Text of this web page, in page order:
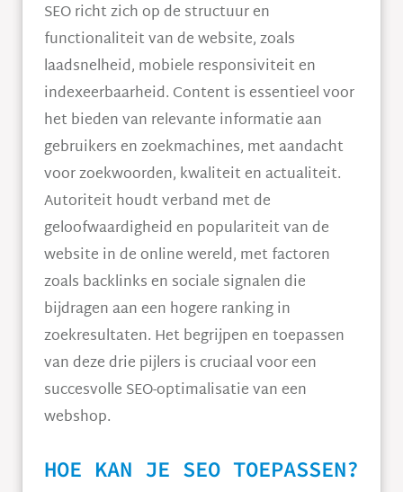
SEO richt zich op de structuur en
functionaliteit van de website, zoals
laadsnelheid, mobiele responsiviteit en
indexeerbaarheid. Content is essentieel voor
het bieden van relevante informatie aan
gebruikers en zoekmachines, met aandacht
voor zoekwoorden, kwaliteit en actualiteit.
Autoriteit houdt verband met de
geloofwaardigheid en populariteit van de
website in de online wereld, met factoren
zoals backlinks en sociale signalen die
bijdragen aan een hogere ranking in
zoekresultaten. Het begrijpen en toepassen
van deze drie pijlers is cruciaal voor een
succesvolle SEO-optimalisatie van een
webshop.
HOE KAN JE SEO TOEPASSEN?